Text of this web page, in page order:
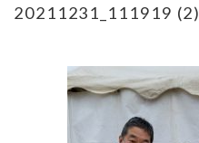
20211231_111919 (2)